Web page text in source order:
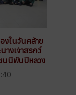
งในวันคล้าย
างเจ้าสิริกิติ์
นนีพันปีหลวง